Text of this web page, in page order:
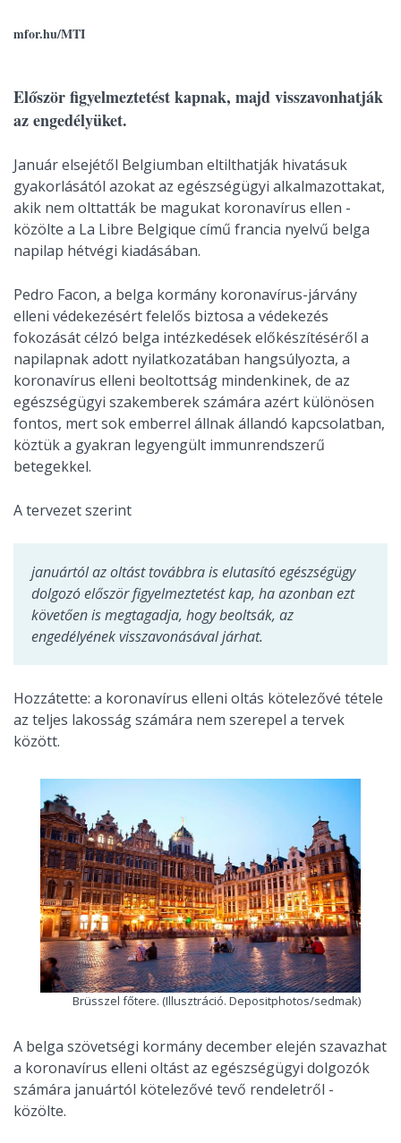
mfor.hu/MTI
Először figyelmeztetést kapnak, majd visszavonhatják
az engedélyüket.
Január elsejétől Belgiumban eltilthatják hivatásuk
gyakorlásától azokat az egészségügyi alkalmazottakat,
akik nem olttatták be magukat koronavírus ellen -
közölte a La Libre Belgique című francia nyelvű belga
napilap hétvégi kiadásában.
Pedro Facon, a belga kormány koronavírus-járvány
elleni védekezésért felelős biztosa a védekezés
fokozását célzó belga intézkedések előkészítéséről a
napilapnak adott nyilatkozatában hangsúlyozta, a
koronavírus elleni beoltottság mindenkinek, de az
egészségügyi szakemberek számára azért különösen
fontos, mert sok emberrel állnak állandó kapcsolatban,
köztük a gyakran legyengült immunrendszerű
betegekkel.
A tervezet szerint
januártól az oltást továbbra is elutasító egészségügy
dolgozó először figyelmeztetést kap, ha azonban ezt
követően is megtagadja, hogy beoltsák, az
engedélyének visszavonásával járhat.
Hozzátette: a koronavírus elleni oltás kötelezővé tétele
az teljes lakosság számára nem szerepel a tervek
között.
Brüsszel főtere. (Illusztráció. Depositphotos/sedmak)
A belga szövetségi kormány december elején szavazhat
a koronavírus elleni oltást az egészségügyi dolgozók
számára januártól kötelezővé tevő rendeletről -
közölte.